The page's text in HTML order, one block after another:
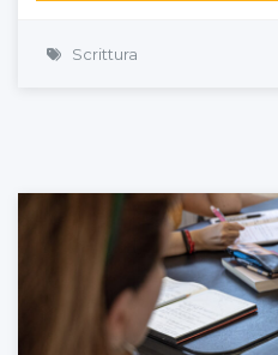
Scrittura